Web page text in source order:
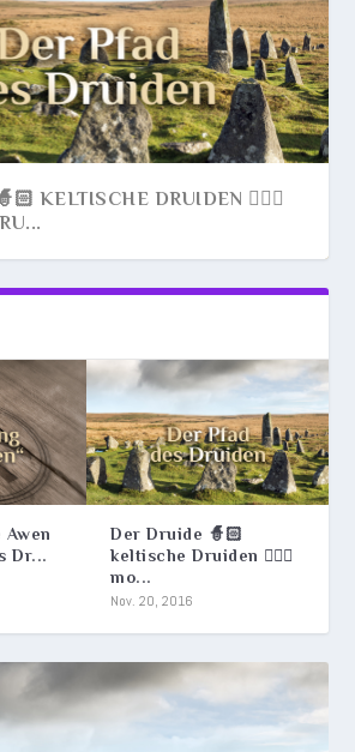
KELTISCHE DRUIDEN 🧙🏻‍♂️
AWEN 🧙🏻‍♂️ DER WEG DES
Dr...
Der Druide 🧙🏻
keltische Druiden 🧙🏻‍♂️
mo...
Nov. 20, 2016